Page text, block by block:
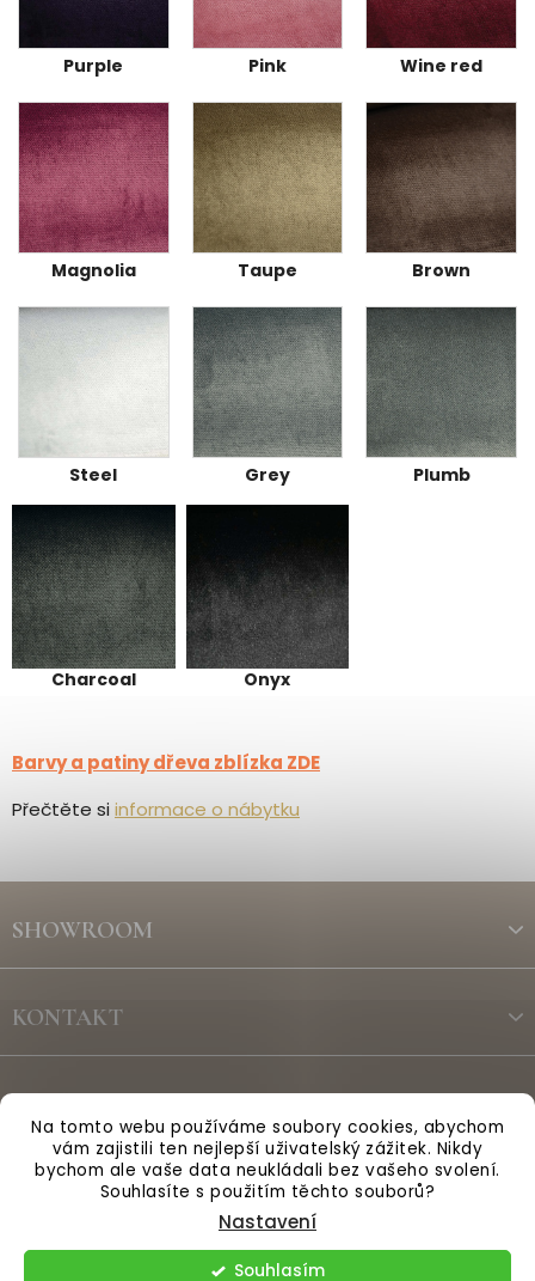
Na tomto webu používáme soubory cookies, abychom
vám zajistili ten nejlepší uživatelský zážitek. Nikdy
bychom ale vaše data neukládali bez vašeho svolení.
Souhlasíte s použitím těchto souborů?
Nastavení
Souhlasím
Purple Pink Wine red
Magnolia Taupe Brown
Steel Grey Plumb
Charcoal Onyx
Barvy a patiny dřeva zblízka ZDE
Přečtěte siinformace o nábytku
á
p
a
SHOWROOM
KONTAKT
Vytvořil Shoptet
Copyright 2026Anglická sezóna. Všechna práva vyhrazena.